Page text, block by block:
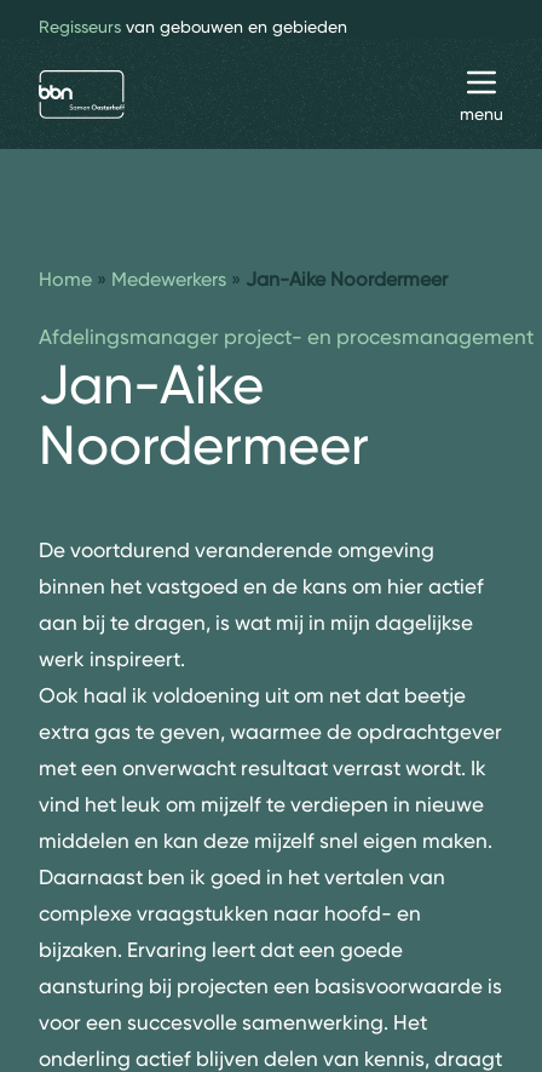
Regisseurs van gebouwen en gebieden
bbn adviseurs
menu
Home » Medewerkers » Jan-Aike Noordermeer
Afdelingsmanager project- en procesmanagement
Jan-Aike
Noordermeer
De voortdurend veranderende omgeving
binnen het vastgoed en de kans om hier actief
aan bij te dragen, is wat mij in mijn dagelijkse
werk inspireert.
Ook haal ik voldoening uit om net dat beetje
extra gas te geven, waarmee de opdrachtgever
met een onverwacht resultaat verrast wordt. Ik
vind het leuk om mijzelf te verdiepen in nieuwe
middelen en kan deze mijzelf snel eigen maken.
Daarnaast ben ik goed in het vertalen van
complexe vraagstukken naar hoofd- en
bijzaken. Ervaring leert dat een goede
aansturing bij projecten een basisvoorwaarde is
voor een succesvolle samenwerking. Het
onderling actief blijven delen van kennis, draagt